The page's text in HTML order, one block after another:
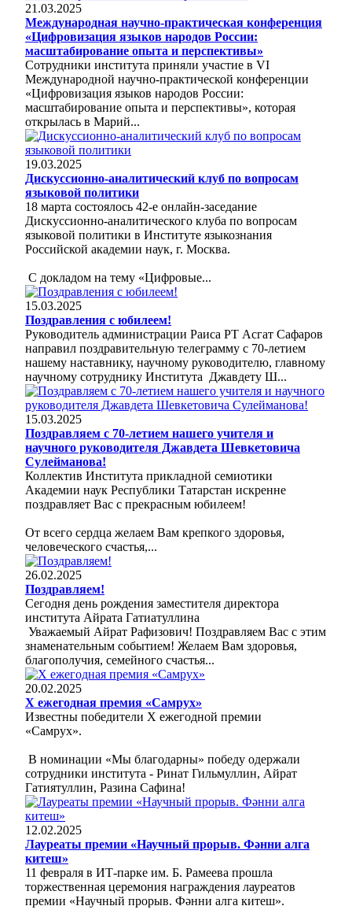
21.03.2025
Международная научно-практическая конференция
«Цифровизация языков народов России:
масштабирование опыта и перспективы»
Сотрудники института приняли участие в VI
Международной научно-практической конференции
«Цифровизация языков народов России:
масштабирование опыта и перспективы», которая
открылась в Марий...
19.03.2025
Дискуссионно-аналитический клуб по вопросам
языковой политики
18 марта состоялось 42-е онлайн-заседание
Дискуссионно-аналитического клуба по вопросам
языковой политики в Институте языкознания
Российской академии наук, г. Москва.
С докладом на тему «Цифровые...
15.03.2025
Поздравления с юбилеем!
Руководитель администрации Раиса РТ Асгат Сафаров
направил поздравительную телеграмму с 70-летием
нашему наставнику, научному руководителю, главному
научному сотруднику Института Джавдету Ш...
15.03.2025
Поздравляем с 70-летием нашего учителя и
научного руководителя Джавдета Шевкетовича
Сулейманова!
Коллектив Института прикладной семиотики
Академии наук Республики Татарстан искренне
поздравляет Вас с прекрасным юбилеем!
От всего сердца желаем Вам крепкого здоровья,
человеческого счастья,...
26.02.2025
Поздравляем!
Сегодня день рождения заместителя директора
института Айрата Гатиатуллина
Уважаемый Айрат Рафизович! Поздравляем Вас с этим
знаменательным событием! Желаем Вам здоровья,
благополучия, семейного счастья...
20.02.2025
Х ежегодная премия «Самрух»
Известны победители Х ежегодной премии
«Самрух».
В номинации «Мы благодарны» победу одержали
сотрудники института - Ринат Гильмуллин, Айрат
Гатиятуллин, Разина Сафина!
12.02.2025
Лауреаты премии «Научный прорыв. Фәнни алга
китеш»
11 февраля в ИТ-парке им. Б. Рамеева прошла
торжественная церемония награждения лауреатов
премии «Научный прорыв. Фәнни алга китеш».